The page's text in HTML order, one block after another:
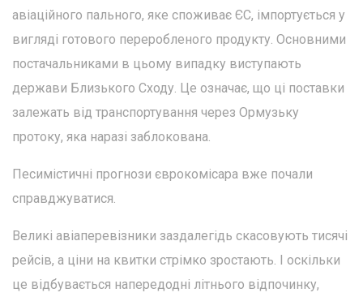
авіаційного пального, яке споживає ЄС, імпортується у
вигляді готового переробленого продукту. Основними
постачальниками в цьому випадку виступають
держави Близького Сходу. Це означає, що ці поставки
залежать від транспортування через Ормузьку
протоку, яка наразі заблокована.
Песимістичні прогнози єврокомісара вже почали
справджуватися.
Великі авіаперевізники заздалегідь скасовують тисячі
рейсів, а ціни на квитки стрімко зростають. І оскільки
це відбувається напередодні літнього відпочинку,